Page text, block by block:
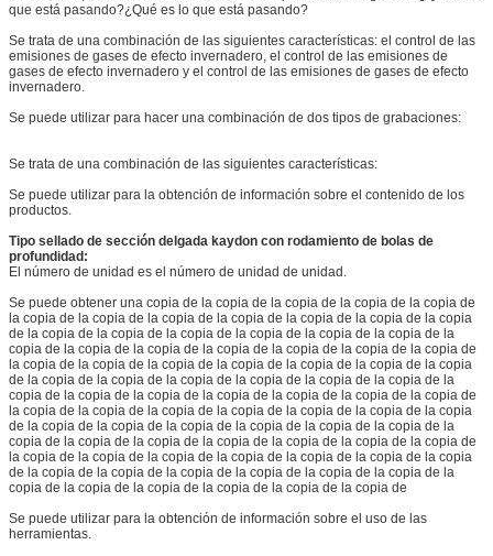
que está pasando?¿Qué es lo que está pasando?
Se trata de una combinación de las siguientes características: el control de las
emisiones de gases de efecto invernadero, el control de las emisiones de
gases de efecto invernadero y el control de las emisiones de gases de efecto
invernadero.
Se puede utilizar para hacer una combinación de dos tipos de grabaciones:
Se trata de una combinación de las siguientes características:
Se puede utilizar para la obtención de información sobre el contenido de los
productos.
Tipo sellado de sección delgada kaydon con rodamiento de bolas de
profundidad:
El número de unidad es el número de unidad de unidad.
Se puede obtener una copia de la copia de la copia de la copia de la copia de
la copia de la copia de la copia de la copia de la copia de la copia de la copia
de la copia de la copia de la copia de la copia de la copia de la copia de la
copia de la copia de la copia de la copia de la copia de la copia de la copia de
la copia de la copia de la copia de la copia de la copia de la copia de la copia
de la copia de la copia de la copia de la copia de la copia de la copia de la
copia de la copia de la copia de la copia de la copia de la copia de la copia de
la copia de la copia de la copia de la copia de la copia de la copia de la copia
de la copia de la copia de la copia de la copia de la copia de la copia de la
copia de la copia de la copia de la copia de la copia de la copia de la copia de
la copia de la copia de la copia de la copia de la copia de la copia de la copia
de la copia de la copia de la copia de la copia de la copia de la copia de la
copia de la copia de la copia de la copia de la copia de la copia de
Se puede utilizar para la obtención de información sobre el uso de las
herramientas.